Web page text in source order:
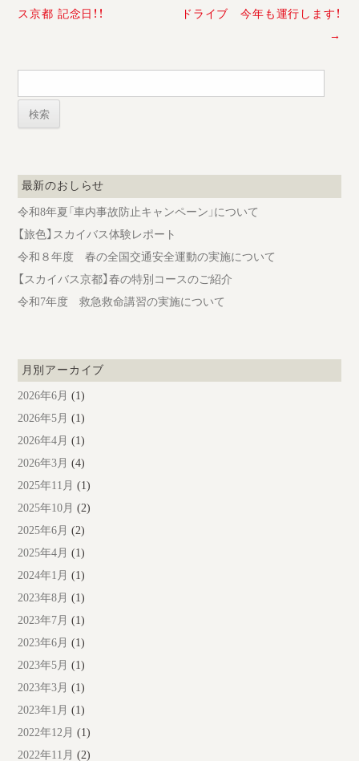
稿
ー
ョ
ン
ス京都 記念日！！
ドライブ 今年も運行します！
→
検
最新のおしらせ
令和8年夏「車内事故防止キャンペーン」について
【旅色】スカイバス体験レポート
令和８年度 春の全国交通安全運動の実施について
【スカイバス京都】春の特別コースのご紹介
令和7年度 救急救命講習の実施について
月別アーカイブ
2026年6月 (1)
2026年5月 (1)
2026年4月 (1)
2026年3月 (4)
2025年11月 (1)
2025年10月 (2)
2025年6月 (2)
2025年4月 (1)
2024年1月 (1)
2023年8月 (1)
2023年7月 (1)
2023年6月 (1)
2023年5月 (1)
2023年3月 (1)
2023年1月 (1)
2022年12月 (1)
2022年11月 (2)